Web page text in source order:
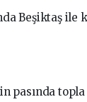
Beşiktaş ile
pasında